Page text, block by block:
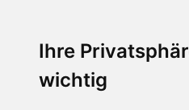
Ihre
wichtig